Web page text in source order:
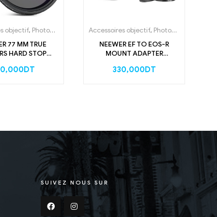
objectif, Photographie
Accessoires
77 MM TRUE
HARD STOP
(10104249)
DT
Accessoires objectif, Photographie
NEEWER EF TO EOS-R
MOUNT ADAPTER
330,000DT
SUIVEZ NOUS SUR